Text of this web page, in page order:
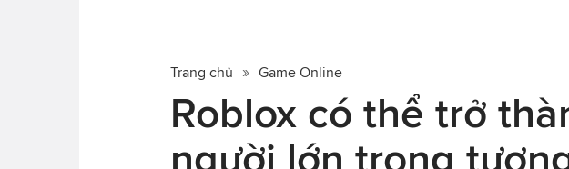
Trang chủ Game Online
Roblox có thể trở
người lớn trong